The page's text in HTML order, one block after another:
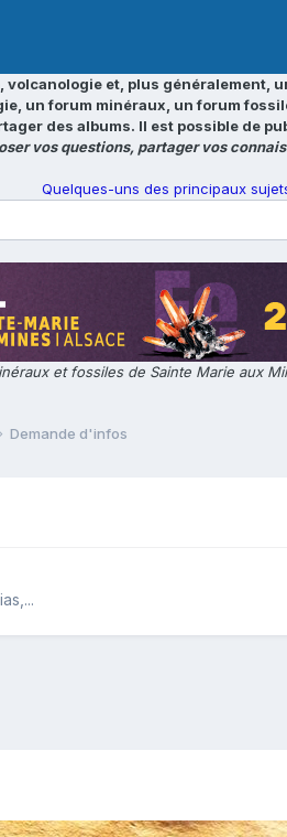
et, plus
un forum minéraux, un forum
des albums. Il est possible de
vos questions, partager vos
Quelques-uns des principaux
et fossiles de Sainte Marie aux
Demande d'infos